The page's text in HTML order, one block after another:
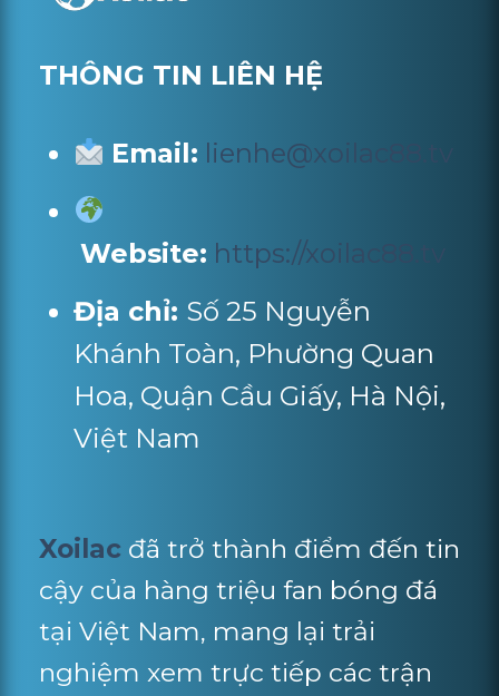
THÔNG TIN LIÊN HỆ
Email: lienhe@xoilac88.tv
Website: https://xoilac88.tv
Địa chỉ: Số 25 Nguyễn
Khánh Toàn, Phường Quan
Hoa, Quận Cầu Giấy, Hà Nội,
Việt Nam
Xoilac đã trở thành điểm đến tin
cậy của hàng triệu fan bóng đá
tại Việt Nam, mang lại trải
nghiệm xem trực tiếp các trận